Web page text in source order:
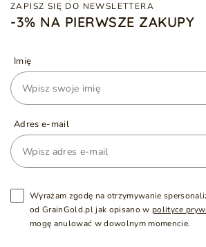
ZAPISZ SIĘ DO NEWSLETTERA
-3% NA PIERWSZE ZAKUPY
Imię
Adres e-mail
Wyrażam zgodę na otrzymywanie
od GrainGold.pl jak opisano w polityce
mogę anulować w dowolnym momencie.